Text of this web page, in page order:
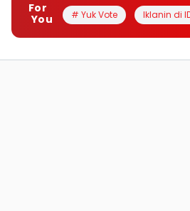
For
You
# Yuk Vote Iklanin di